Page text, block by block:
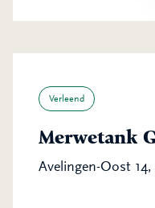
Verleend
Merwetank
Avelingen-Oost